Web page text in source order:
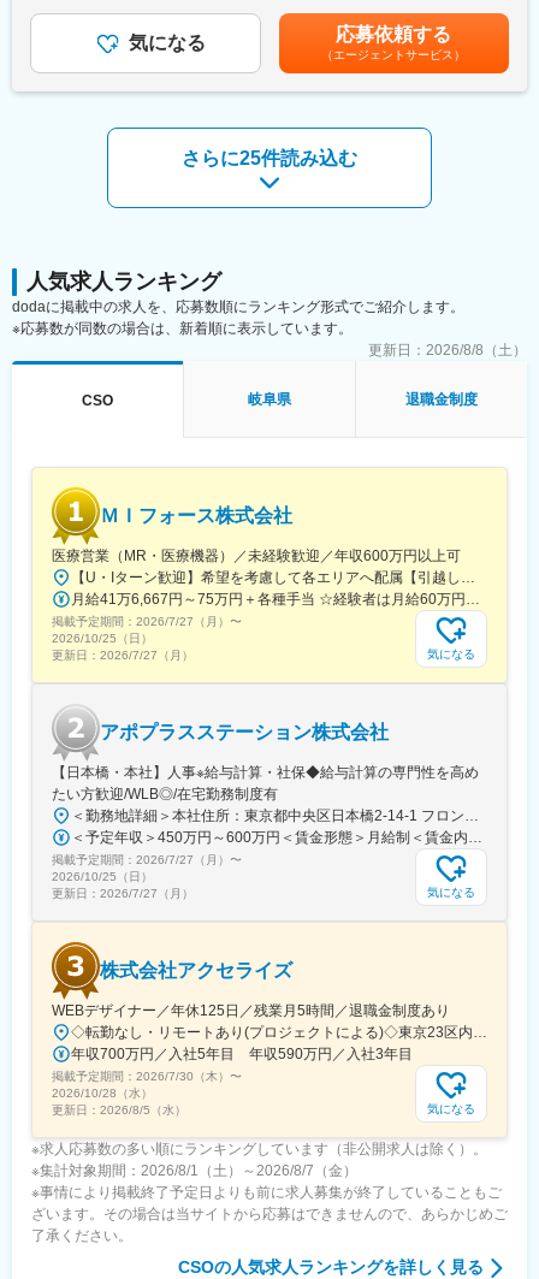
ラスの借り上げ社宅制度や単身赴任のサポート制度を導入し、そ
の利用率も高水準となっています。
■社内認定資格制度
製薬企業での開発パイプラインの変化にともない、当社において
加しています。またスペシャリティ領域については社員の関心も
高く、これに応えるべく専門性の高い人財を育成するための社内
認定資格制度を設けています。現在はオンコロジー分野で「血液
がん」と「固形がん」の2つのコースが展開されています。
■年齢も経験も多様な人財が活躍
シミック・イニジオはほぼ全員が中途採用です。それぞれ異なる
バックグラウンドを持ち、その経験を活かして活動しています。
の経験の多様性は、変革期にある製薬業界にあって、私たちの事
業を支える重要な要素です。
■人財育成への積極投資
そのため人財育成・能力開発は重要施策と位置づけ、積極的な投
資を行っています。自己成長意欲を尊重し、業務直結の研修だけ
でなく、変化する時代に対応するビジネススキル習得も含め階層
ごとにプログラムを展開し、会社全体の価値を高める取り組みを
■家族も安心な手厚い福利厚生
できる制度があります。社員と社員のご家族が安心し、仕事もプ
います。
特に転勤を伴うことのあるMR職については、CSO業界トップク
ラスの借り上げ社宅制度や単身赴任のサポート制度を導入し、そ
の利用率も高水準となっています。
■社内認定資格制度
製薬企業での開発パイプラインの変化にともない、当社において
はオンコロジーをはじめスペシャリティ領域のプロジェクトが増
加しています。またスペシャリティ領域については社員の関心も
高く、これに応えるべく専門性の高い人財を育成するための社内
がん」と「固形がん」の2つのコースが展開されています。
を全額支給 ■賞与年2回（昨年度実績4.2ヶ月）、報酬改定年1回■
全国勤務が可能な方は、初回給与時に30万円の一時金を支給賃金
はあくまでも目安の金額であり、選考を通じて上下する可能性が
あります。月給(月額)は固定手当を含めた表記です。
気になる 応募依頼する
（エージェントサービス）
さらに25件読み込む
人気求人ランキング
dodaに掲載中の求人を、応募数順にランキング形式でご紹介します。
※応募数が同数の場合は、新着順に表示しています。
更新日： 2026/8/8（土）
CSO 岐阜県 退職金制度
ＭＩフォース株式会社
医療営業（MR・医療機器）／未経験歓迎／年収600万円以上可
掲載予定期間： 2026/7/27（月） 〜
2026/10/25（日）
更新日： 2026/7/27（月） 気になる
アポプラスステーション株式会社
【日本橋・本社】人事※給与計算・社保◆給与計算の専門性を高め
たい方歓迎/WLB◎/在宅勤務制度有
掲載予定期間： 2026/7/27（月） 〜
2026/10/25（日）
更新日： 2026/7/27（月） 気になる
株式会社アクセライズ
WEBデザイナー／年休125日／残業月5時間／退職金制度あり
年収700万円／入社5年目 年収590万円／入社3年目
掲載予定期間： 2026/7/30（木） 〜
2026/10/28（水）
更新日： 2026/8/5（水） 気になる
※求人応募数の多い順にランキングしています（非公開求人は除く）。
※集計対象期間：2026/8/1（土）～2026/8/7（金）
※事情により掲載終了予定日よりも前に求人募集が終了していることもご
ざいます。その場合は当サイトから応募はできませんので、あらかじめご
了承ください。
CSOの人気求人ランキングを詳しく見る